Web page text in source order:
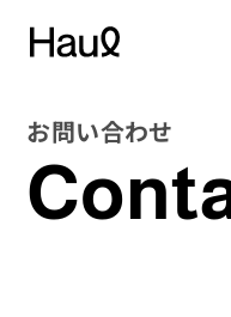
お問い合わせ